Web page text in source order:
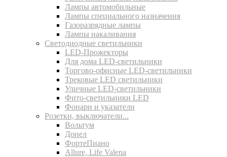
Лампы автомобильные
Лампы специального назначения
Газоразрядные лампы
Лампы накаливания
Светодиодные светильники
LED-Прожекторы
Для дома LED-светильники
Торгово-офисные LED-светильники
Трековые LED светильники
Уличные LED-светильники
Фито-светильники LED
Фонари и указатели
Розетки, выключатели...
Вольтум
Донел
ФортеПиано
Allure, Life Valena